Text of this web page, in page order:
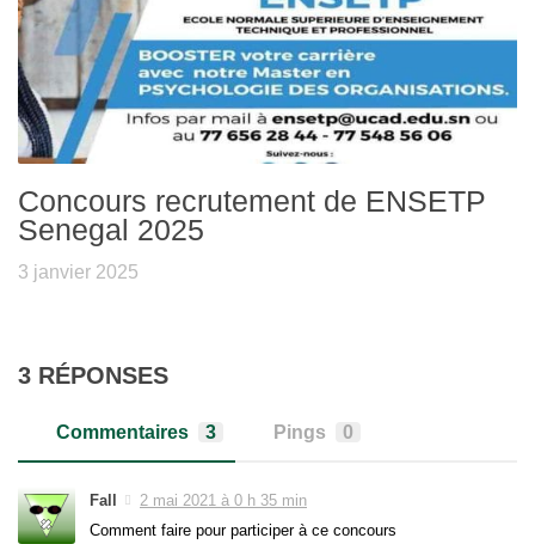
Concours recrutement de ENSETP
Senegal 2025
3 janvier 2025
3 RÉPONSES
Commentaires 3 Pings 0
Fall
2 mai 2021 à 0 h 35 min
Comment faire pour participer à ce concours